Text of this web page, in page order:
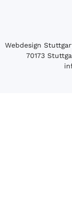
Webdesign
70173